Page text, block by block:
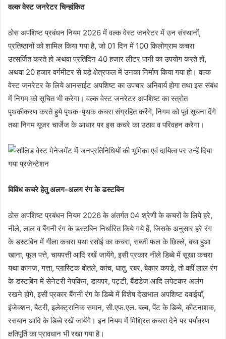
वल्क वेस्ट जनरेटर चिन्हांकित
ठोस अपशिष्ट प्रबंधन नियम 2026 में वल्क वेस्ट जनरेटर में उन संस्थानों,
प्रतिष्ठानों को शामिल किया गया है, जो 01 दिन में 100 किलोग्राम कचरा
उत्सर्जित करते हो अथवा प्रतिदिन 40 हजार लीटर पानी का उपयोग करते हों,
अथवा 20 हजार वर्गमीटर से बडे़ क्षेत्रफल में उनका निर्माण किया गया हो। वल्क
वेस्ट जनरेटर के लिये आनसाईट अपशिष्ट का उपचार अनिवार्य होगा तथा इस संबंध
में निगम को सूचित भी करेगा। वल्क वेस्ट जनरेटर अपशिष्ट का स्त्रोत
पृथकीकरण करते हुये पृथक-पृथक कचरा संग्रहित करेंगे, निगम को पूर्व सूचना देंगे
तथा निगम यूजर चार्जेज के आधार पर इस कचरे का उठाव व परिवहन करेगा।
विविध कचरे हेतु अलग-अलग रंग के डस्टबिन
ठोस अपशिष्ट प्रबंधन नियम 2026 के अंतर्गत 04 श्रेणी के कचरों के लिये हरे,
नीले, लाल व बैंगनी रंग के डस्टबिन निर्धारित किये गये हैं, जिसके अनुसार हरे रंग
के डस्टबिन में गीला कचरा यथा रसोई का कचरा, सब्जी फल के छिल्ले, बचा हुआ
खाना, फूल पत्ते, चायपत्ती आदि रखें जायेंगे, इसी प्रकार नीले डिब्बे में सूखा कचरा
यथा कागज, गत्ता, प्लास्टिक बोतले, कांच, धातु, रबर, बेकार कपडे़, तो वहीं लाल रंग
के डस्टबिन में सेनेटरी नेपकिन, डायपर, पट्टी, बैंडडेज आदि लपेटकर अलंग
रखने होंगे, इसी प्रकार बैंगनी रंग के डिब्बे में विशेष देखभाल अपशिष्ट दवाईयॉं,
इंजेक्शन, बैटरी, इलेक्ट्रानिक समान, सी.एफ.एल. बल्ब, पेंट के डिब्बे, कीटनाशक,
रसयान आदि के डिब्बे रखें जायेंगे। इन नियम में मिश्रित कचरा देने पर पर्यावरण
क्षतिपूर्ति का प्रावधान भी रखा गया है।